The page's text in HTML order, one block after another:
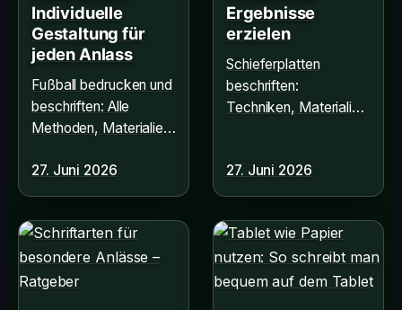
Individuelle
Gestaltung für
jeden Anlass
Fußball bedrucken und
beschriften: Alle
Methoden, Materialien
individuelle Designs.
Jetzt informieren!
27. Juni 2026
Ergebnisse
erzielen
Schieferplatten
beschriften:
Techniken, Materialien
Ergebnisse. Alle Infos
hier!
27. Juni 2026